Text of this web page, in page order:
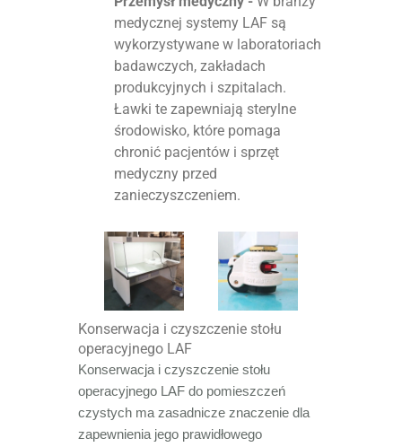
medycznej systemy LAF są
wykorzystywane w laboratoriach
badawczych, zakładach
produkcyjnych i szpitalach.
Ławki te zapewniają sterylne
środowisko, które pomaga
chronić pacjentów i sprzęt
medyczny przed
zanieczyszczeniem.
Konserwacja i czyszczenie stołu
operacyjnego LAF
Konserwacja i czyszczenie stołu
operacyjnego LAF do pomieszczeń
czystych ma zasadnicze znaczenie dla
zapewnienia jego prawidłowego